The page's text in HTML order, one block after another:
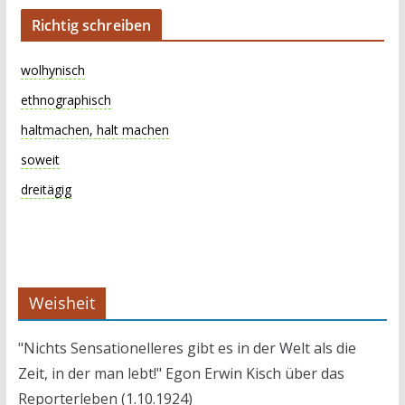
Richtig schreiben
wolhynisch
ethnographisch
haltmachen, halt machen
soweit
dreitägig
Weisheit
"Nichts Sensationelleres gibt es in der Welt als die
Zeit, in der man lebt!" Egon Erwin Kisch über das
Reporterleben (1.10.1924)